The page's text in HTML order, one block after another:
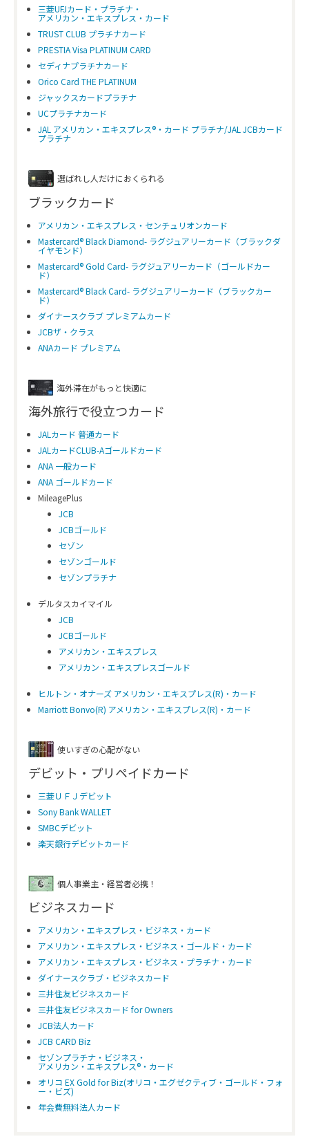
三菱UFJカード・プラチナ・
アメリカン・エキスプレス・カード
TRUST CLUB プラチナカード
PRESTIA Visa PLATINUM CARD
セディナプラチナカード
Orico Card THE PLATINUM
ジャックスカードプラチナ
UCプラチナカード
JAL アメリカン・エキスプレス®・カード プラチナ/JAL JCBカード
プラチナ
選ばれし人だけにおくられる
ブラックカード
アメリカン・エキスプレス・センチュリオンカード
Mastercard® Black Diamond- ラグジュアリーカード（ブラックダ
イヤモンド）
Mastercard® Gold Card- ラグジュアリーカード（ゴールドカー
ド）
Mastercard® Black Card- ラグジュアリーカード（ブラックカー
ド）
ダイナースクラブ プレミアムカード
JCBザ・クラス
ANAカード プレミアム
海外滞在がもっと快適に
海外旅行で役立つカード
JALカード 普通カード
JALカードCLUB-Aゴールドカード
ANA 一般カード
ANA ゴールドカード
MileagePlus
JCB
JCBゴールド
セゾン
セゾンゴールド
セゾンプラチナ
デルタスカイマイル
JCB
JCBゴールド
アメリカン・エキスプレス
アメリカン・エキスプレスゴールド
ヒルトン・オナーズ アメリカン・エキスプレス(R)・カード
Marriott Bonvo(R) アメリカン・エキスプレス(R)・カード
使いすぎの心配がない
デビット・プリペイドカード
三菱ＵＦＪデビット
Sony Bank WALLET
SMBCデビット
楽天銀行デビットカード
個人事業主・経営者必携！
ビジネスカード
アメリカン・エキスプレス・ビジネス・カード
アメリカン・エキスプレス・ビジネス・ゴールド・カード
アメリカン・エキスプレス・ビジネス・プラチナ・カード
ダイナースクラブ・ビジネスカード
三井住友ビジネスカード
三井住友ビジネスカード for Owners
JCB法人カード
JCB CARD Biz
セゾンプラチナ・ビジネス・
アメリカン・エキスプレス®・カード
オリコ EX Gold for Biz(オリコ・エグゼクティブ・ゴールド・フォ
ー・ビズ)
年会費無料法人カード